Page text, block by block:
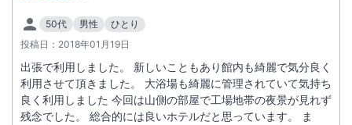
50代 男性
ひとり
投稿日： 2018年01月19日
出張で利用しました。 新しいこともあり館内も綺麗で気分良く
利用させて頂きました。 大浴場も綺麗に管理されていて気持ち
良く利用しました 今回は山側の部屋で工場地帯の夜景が見れず
残念でした。 総合的には良いホテルだと思っています。 ま